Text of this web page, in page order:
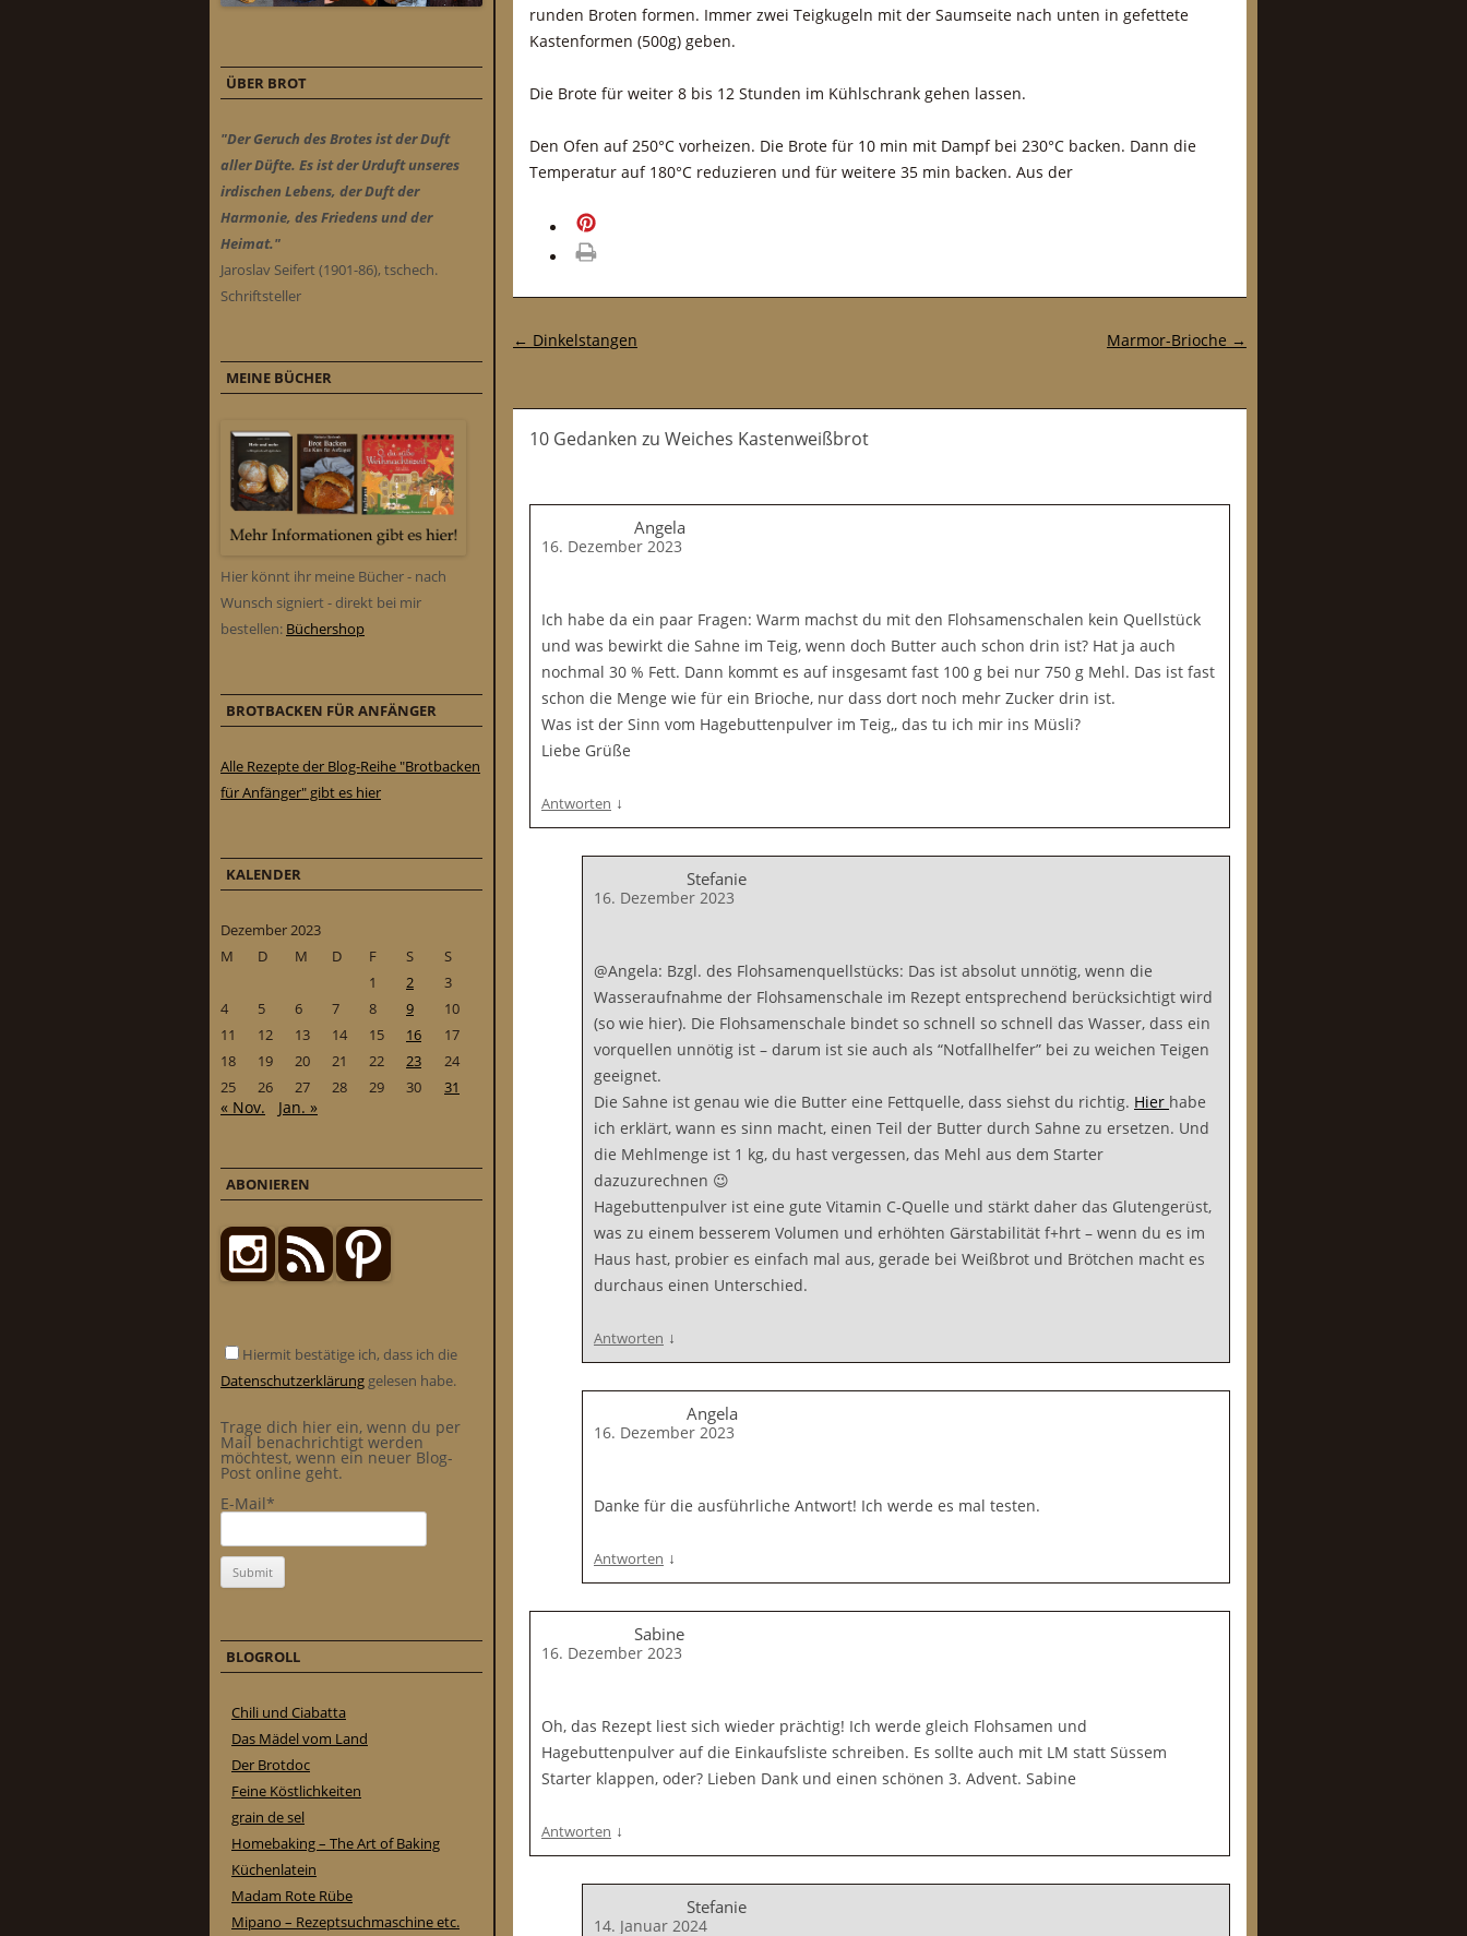
runden Broten formen. Immer zwei Teigkugeln mit der Saumseite nach unten in gefettete
Kastenformen (500g) geben.
Die Brote für weiter 8 bis 12 Stunden im Kühlschrank gehen lassen.
Den Ofen auf 250°C vorheizen. Die Brote für 10 min mit Dampf bei 230°C backen. Dann die
Temperatur auf 180°C reduzieren und für weitere 35 min backen. Aus der
Post-Navigation
← Dinkelstangen Marmor-Brioche →
10 Gedanken zu Weiches Kastenweißbrot
Angela
16. Dezember 2023
Ich habe da ein paar Fragen: Warm machst du mit den Flohsamenschalen kein Quellstück
und was bewirkt die Sahne im Teig, wenn doch Butter auch schon drin ist? Hat ja auch
nochmal 30 % Fett. Dann kommt es auf insgesamt fast 100 g bei nur 750 g Mehl. Das ist fast
schon die Menge wie für ein Brioche, nur dass dort noch mehr Zucker drin ist.
Was ist der Sinn vom Hagebuttenpulver im Teig,, das tu ich mir ins Müsli?
Liebe Grüße
Antworten ↓
Stefanie
16. Dezember 2023
@Angela: Bzgl. des Flohsamenquellstücks: Das ist absolut unnötig, wenn die
Wasseraufnahme der Flohsamenschale im Rezept entsprechend berücksichtigt wird
(so wie hier). Die Flohsamenschale bindet so schnell so schnell das Wasser, dass ein
vorquellen unnötig ist – darum ist sie auch als “Notfallhelfer” bei zu weichen Teigen
geeignet.
Die Sahne ist genau wie die Butter eine Fettquelle, dass siehst du richtig. Hier habe
ich erklärt, wann es sinn macht, einen Teil der Butter durch Sahne zu ersetzen. Und
die Mehlmenge ist 1 kg, du hast vergessen, das Mehl aus dem Starter
dazuzurechnen 😉
Hagebuttenpulver ist eine gute Vitamin C-Quelle und stärkt daher das Glutengerüst,
was zu einem besserem Volumen und erhöhten Gärstabilität f+hrt – wenn du es im
Haus hast, probier es einfach mal aus, gerade bei Weißbrot und Brötchen macht es
durchaus einen Unterschied.
Antworten ↓
Angela
16. Dezember 2023
Danke für die ausführliche Antwort! Ich werde es mal testen.
Antworten ↓
Sabine
16. Dezember 2023
Oh, das Rezept liest sich wieder prächtig! Ich werde gleich Flohsamen und
Hagebuttenpulver auf die Einkaufsliste schreiben. Es sollte auch mit LM statt Süssem
Starter klappen, oder? Lieben Dank und einen schönen 3. Advent. Sabine
Antworten ↓
Stefanie
14. Januar 2024
ÜBER BROT
"Der Geruch des Brotes ist der Duft
aller Düfte. Es ist der Urduft unseres
irdischen Lebens, der Duft der
Harmonie, des Friedens und der
Heimat."
Jaroslav Seifert (1901-86), tschech.
Schriftsteller
MEINE BÜCHER
Hier könnt ihr meine Bücher - nach
Wunsch signiert - direkt bei mir
bestellen: Büchershop
BROTBACKEN FÜR ANFÄNGER
Alle Rezepte der Blog-Reihe "Brotbacken
für Anfänger" gibt es hier
KALENDER
Dezember 2023
M
D M D F S
S
1
2
3
4
5 6 7 8 9
10
11
12 13 14 15 16
17
18
19 20 21 22 23
24
25
26 27 28 29 30 31
« Nov. Jan. »
ABONIEREN
Hiermit bestätige ich, dass ich die
Datenschutzerklärung gelesen habe.
Trage dich hier ein, wenn du per
Mail benachrichtigt werden
möchtest, wenn ein neuer Blog-
Post online geht.
E-Mail*
BLOGROLL
Chili und Ciabatta
Das Mädel vom Land
Der Brotdoc
Feine Köstlichkeiten
grain de sel
Homebaking – The Art of Baking
Küchenlatein
Madam Rote Rübe
Mipano – Rezeptsuchmaschine etc.